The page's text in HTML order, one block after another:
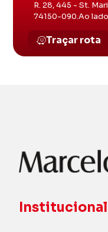
R. 28, 445 - St.
74150-090.Ao
Traçar rota
Institucional